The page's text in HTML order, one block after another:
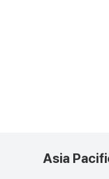
Asia